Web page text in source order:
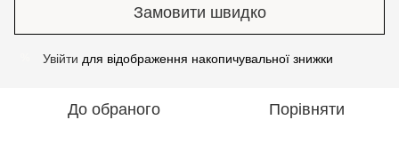
Замовити швидко
Увійти для відображення накопичувальної знижки
До обраного Порівняти